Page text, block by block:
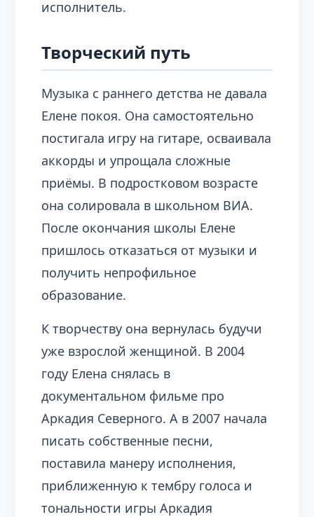
исполнитель.
Творческий путь
Музыка с раннего детства не давала
Елене покоя. Она самостоятельно
постигала игру на гитаре, осваивала
аккорды и упрощала сложные
приёмы. В подростковом возрасте
она солировала в школьном ВИА.
После окончания школы Елене
пришлось отказаться от музыки и
получить непрофильное
образование.
К творчеству она вернулась будучи
уже взрослой женщиной. В 2004
году Елена снялась в
документальном фильме про
Аркадия Северного. А в 2007 начала
писать собственные песни,
поставила манеру исполнения,
приближенную к тембру голоса и
тональности игры Аркадия